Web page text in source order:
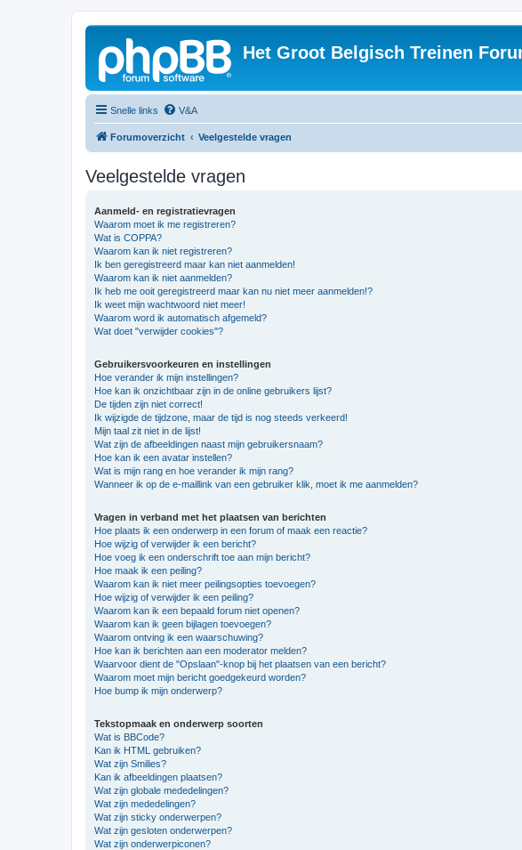
Het Groot Belgisch Treinen
Snelle links V&A
Forumoverzicht Veelgestelde vragen
Veelgestelde vragen
Aanmeld- en registratievragen
Waarom moet ik me registreren?
Wat is COPPA?
Waarom kan ik niet registreren?
Ik ben geregistreerd maar kan niet aanmelden!
Waarom kan ik niet aanmelden?
Ik heb me ooit geregistreerd maar kan nu niet meer aanmelden!?
Ik weet mijn wachtwoord niet meer!
Waarom word ik automatisch afgemeld?
Wat doet "verwijder cookies"?
Gebruikersvoorkeuren en instellingen
Hoe verander ik mijn instellingen?
Hoe kan ik onzichtbaar zijn in de online gebruikers lijst?
De tijden zijn niet correct!
Ik wijzigde de tijdzone, maar de tijd is nog steeds verkeerd!
Mijn taal zit niet in de lijst!
Wat zijn de afbeeldingen naast mijn gebruikersnaam?
Hoe kan ik een avatar instellen?
Wat is mijn rang en hoe verander ik mijn rang?
Wanneer ik op de e-maillink van een gebruiker klik, moet ik me aanmelden?
Vragen in verband met het plaatsen van berichten
Hoe plaats ik een onderwerp in een forum of maak een reactie?
Hoe wijzig of verwijder ik een bericht?
Hoe voeg ik een onderschrift toe aan mijn bericht?
Hoe maak ik een peiling?
Waarom kan ik niet meer peilingsopties toevoegen?
Hoe wijzig of verwijder ik een peiling?
Waarom kan ik een bepaald forum niet openen?
Waarom kan ik geen bijlagen toevoegen?
Waarom ontving ik een waarschuwing?
Hoe kan ik berichten aan een moderator melden?
Waarvoor dient de "Opslaan"-knop bij het plaatsen van een bericht?
Waarom moet mijn bericht goedgekeurd worden?
Hoe bump ik mijn onderwerp?
Tekstopmaak en onderwerp soorten
Wat is BBCode?
Kan ik HTML gebruiken?
Wat zijn Smilies?
Kan ik afbeeldingen plaatsen?
Wat zijn globale mededelingen?
Wat zijn mededelingen?
Wat zijn sticky onderwerpen?
Wat zijn gesloten onderwerpen?
Wat zijn onderwerpiconen?